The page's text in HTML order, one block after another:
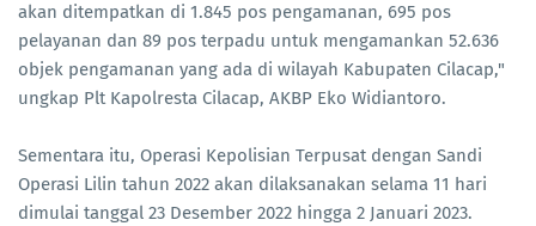
akan ditempatkan di 1.845 pos pengamanan, 695 pos
pelayanan dan 89 pos terpadu untuk mengamankan 52.636
objek pengamanan yang ada di wilayah Kabupaten Cilacap,"
ungkap Plt Kapolresta Cilacap, AKBP Eko Widiantoro.
Sementara itu, Operasi Kepolisian Terpusat dengan Sandi
Operasi Lilin tahun 2022 akan dilaksanakan selama 11 hari
dimulai tanggal 23 Desember 2022 hingga 2 Januari 2023.